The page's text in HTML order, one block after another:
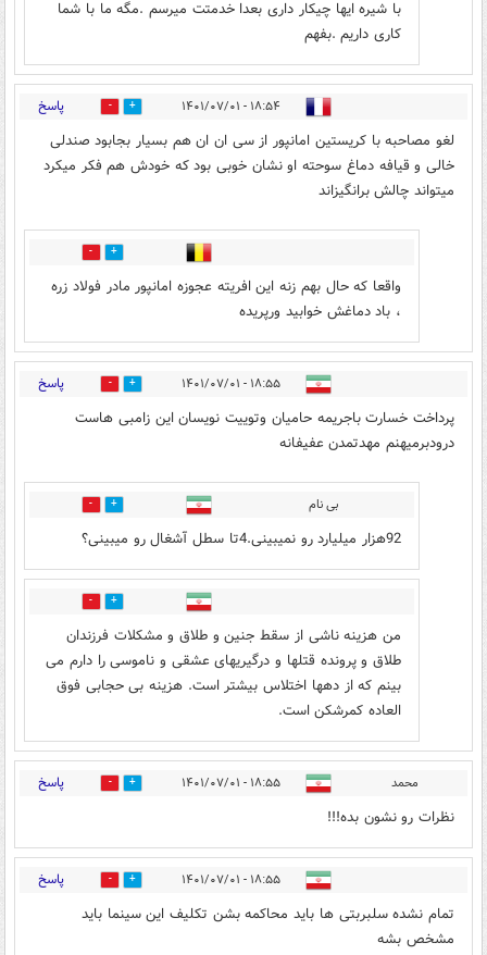
با شیره ایها چیکار داری بعدا خدمتت میرسم .مگه ما با شما
کاری داریم .بفهم
۱۸:۵۴ - ۱۴۰۱/۰۷/۰۱ 56 پاسخ
لغو مصاحبه با کریستین امانپور از سی ان ان هم بسیار بجابود صندلی
خالی و قیافه دماغ سوحته او نشان خوبی بود که خودش هم فکر میکرد
میتواند چالش برانگیزاند
15
واقعا که حال بهم زنه این افریته عجوزه امانپور مادر فولاد زره
، باد دماغش خوابید ورپریده
۱۸:۵۵ - ۱۴۰۱/۰۷/۰۱ 33 پاسخ
پرداخت خسارت باجریمه حامیان وتوییت نویسان این زامبی هاست
درودبرمیهنم مهدتمدن عفیفانه
بی نام 24
92هزار میلیارد رو نمیبینی.4تا سطل آشغال رو میبینی؟
17
من هزینه ناشی از سقط جنین و طلاق و مشکلات فرزندان
طلاق و پرونده قتلها و درگیریهای عشقی و ناموسی را دارم می
بینم که از دهها اختلاس بیشتر است. هزینه بی حجابی فوق
العاده کمرشکن است.
محمد ۱۸:۵۵ - ۱۴۰۱/۰۷/۰۱ 19 پاسخ
نظرات رو نشون بده!!!
۱۸:۵۵ - ۱۴۰۱/۰۷/۰۱ 53 پاسخ
تمام نشده سلبربتی ها باید محاکمه بشن تکلیف این سینما باید
مشخص بشه